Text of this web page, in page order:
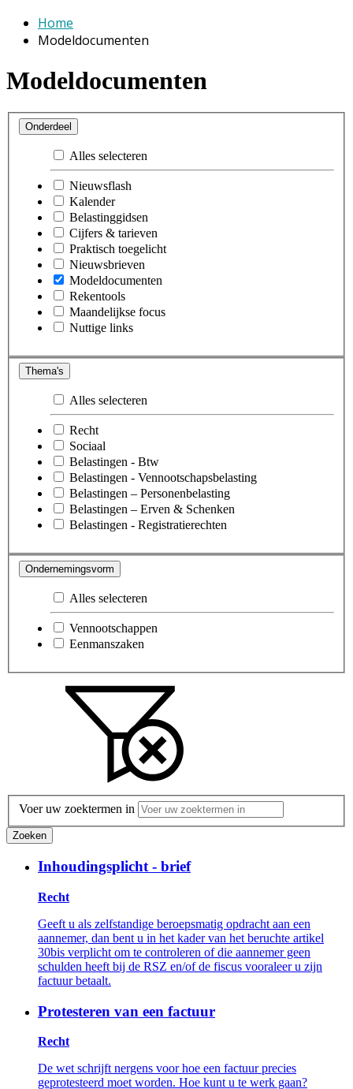
Home
Modeldocumenten
Modeldocumenten
Onderdeel
Alles selecteren
Nieuwsflash
Kalender
Belastinggidsen
Cijfers & tarieven
Praktisch toegelicht
Nieuwsbrieven
Modeldocumenten
Rekentools
Maandelijkse focus
Nuttige links
Thema's
Alles selecteren
Recht
Sociaal
Belastingen - Btw
Belastingen - Vennootschapsbelasting
Belastingen – Personenbelasting
Belastingen – Erven & Schenken
Belastingen - Registratierechten
Ondernemingsvorm
Alles selecteren
Vennootschappen
Eenmanszaken
Voer uw zoektermen in
Zoeken
Inhoudingsplicht - brief
Recht
Geeft u als zelfstandige beroepsmatig opdracht aan een
aannemer, dan bent u in het kader van het beruchte artikel
30bis verplicht om te controleren of die aannemer geen
schulden heeft bij de RSZ en/of de fiscus vooraleer u zijn
factuur betaalt.
Protesteren van een factuur
Recht
De wet schrijft nergens voor hoe een factuur precies
geprotesteerd moet worden. Hoe kunt u te werk gaan?